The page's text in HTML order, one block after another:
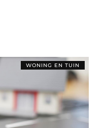
WONING EN TUIN